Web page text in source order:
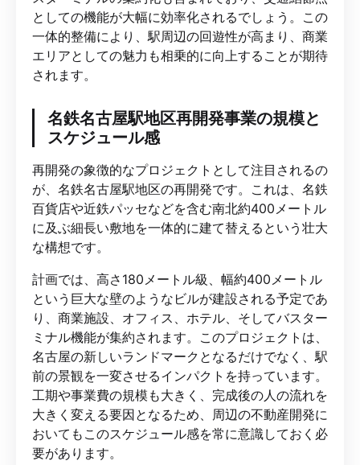
としての機能が大幅に効率化されるでしょう。この
一体的整備により、駅周辺の回遊性が高まり、商業
エリアとしての魅力も相乗的に向上することが期待
されます。
名鉄名古屋駅地区再開発事業の規模と
スケジュール感
再開発の象徴的なプロジェクトとして注目されるの
が、名鉄名古屋駅地区の再開発です。これは、名鉄
百貨店や近鉄パッセなどを含む南北約400メートル
に及ぶ細長い敷地を一体的に建て替えるという壮大
な構想です。
計画では、高さ180メートル級、幅約400メートル
という巨大な壁のようなビルが建設される予定であ
り、商業施設、オフィス、ホテル、そしてバスター
ミナル機能が集約されます。このプロジェクトは、
名古屋の新しいランドマークとなるだけでなく、駅
前の景観を一変させるインパクトを持っています。
工期や事業費の規模も大きく、完成後の人の流れを
大きく変える要因となるため、周辺の不動産開発に
おいてもこのスケジュール感を常に意識しておく必
要があります。